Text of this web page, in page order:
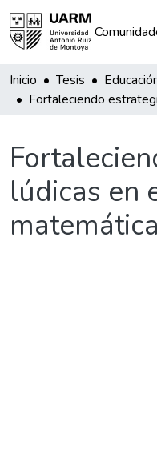
Inicio Tesis
lúdicas en
matemática